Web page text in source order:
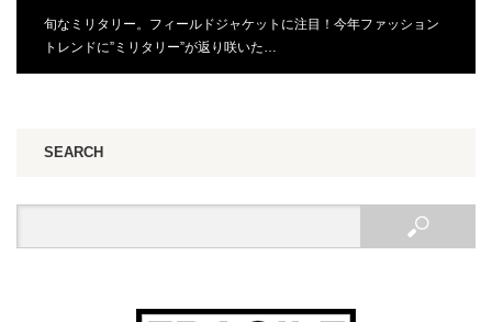
旬なミリタリー。フィールドジャケットに注目！今年ファッション
トレンドに”ミリタリー”が返り咲いた…
SEARCH